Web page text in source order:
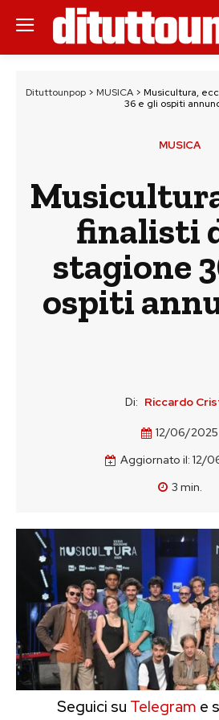
Dituttounpop> MUSICA> Musicultura,
36 e gli ospiti
MUSICA
finalisti
stagione
ospiti
Di: Riccardo
12/06/2025
Aggiornato il: 12/
3 min.
Seguici su Telegram e